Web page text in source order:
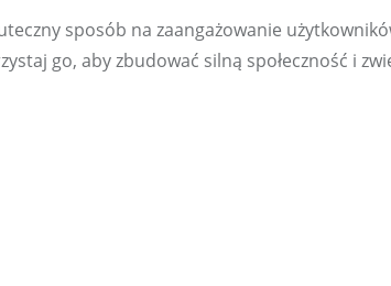
sposób na zaangażowanie
go, aby zbudować silną społeczność i